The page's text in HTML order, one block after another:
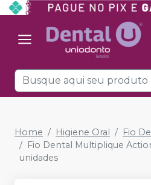
Home Higiene Oral
Fio
Fio Dental Multiplique
unidades